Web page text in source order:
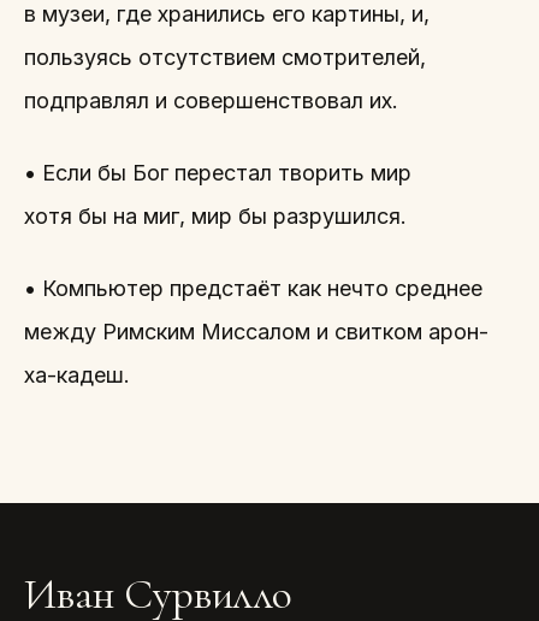
в музеи, где хранились его картины, и,
пользуясь отсутствием смотрителей,
подправлял и совершенствовал их.
• Если бы Бог перестал творить мир
хотя бы на миг, мир бы разрушился.
• Компьютер предстаёт как нечто среднее
между Римским Миссалом и свитком арон-
ха-кадеш.
Иван Сурвилло